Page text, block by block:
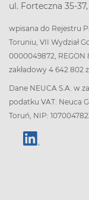
ul. Forteczna 35-
wpisana do Rejestru
Toruniu, VII Wydział
0000049872, REGON
zakładowy 4 642 802
Dane NEUCA S.A. w
podatku VAT: Neuca
Toruń, NIP: